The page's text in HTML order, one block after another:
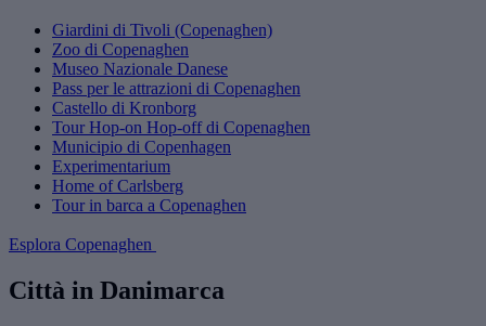
Giardini di Tivoli (Copenaghen)
Zoo di Copenaghen
Museo Nazionale Danese
Pass per le attrazioni di Copenaghen
Castello di Kronborg
Tour Hop-on Hop-off di Copenaghen
Municipio di Copenhagen
Experimentarium
Home of Carlsberg
Tour in barca a Copenaghen
Esplora Copenaghen
Città in Danimarca